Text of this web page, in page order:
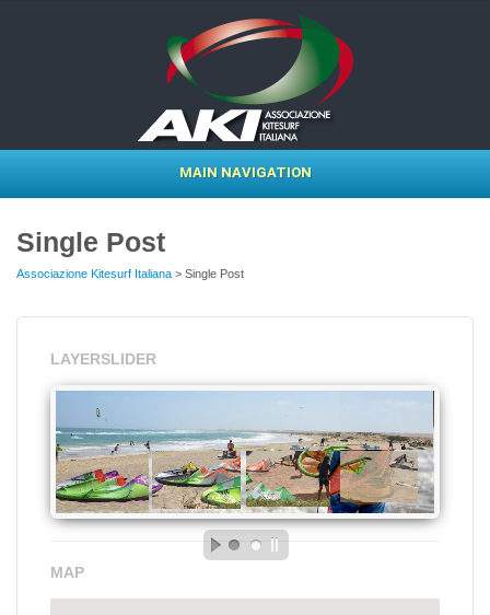
MAIN NAVIGATION
Single Post
Associazione Kitesurf Italiana > Single Post
LAYERSLIDER
MAP